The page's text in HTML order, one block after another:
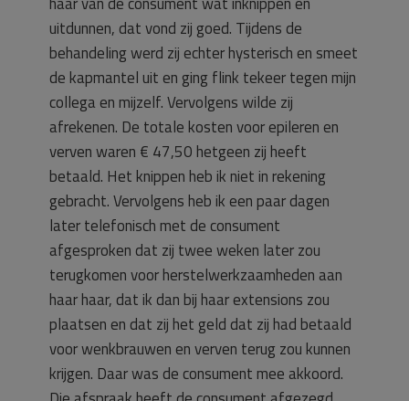
uitdunnen, dat vond zij goed. Tijdens de
behandeling werd zij echter hysterisch en smeet
de kapmantel uit en ging flink tekeer tegen mijn
collega en mijzelf. Vervolgens wilde zij
afrekenen. De totale kosten voor epileren en
verven waren € 47,50 hetgeen zij heeft
betaald. Het knippen heb ik niet in rekening
gebracht. Vervolgens heb ik een paar dagen
later telefonisch met de consument
afgesproken dat zij twee weken later zou
terugkomen voor herstelwerkzaamheden aan
haar haar, dat ik dan bij haar extensions zou
plaatsen en dat zij het geld dat zij had betaald
voor wenkbrauwen en verven terug zou kunnen
krijgen. Daar was de consument mee akkoord.